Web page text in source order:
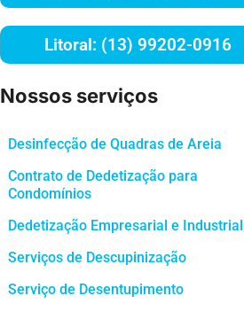
Litoral: (13) 99202-0916
Nossos serviços
Desinfecção de Quadras de Areia
Contrato de Dedetização para
Condomínios
Dedetização Empresarial e Industrial
Serviços de Descupinização
Serviço de Desentupimento